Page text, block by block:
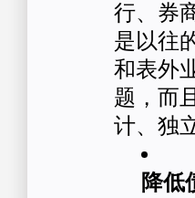
行、券
是以往
和表外
题，而
计、独
降低